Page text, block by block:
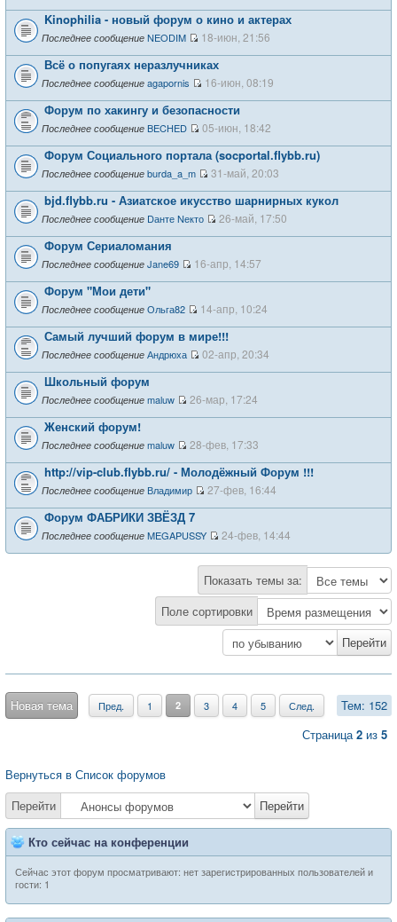
Kinophilia - новый форум о кино и актерах
Последнее сообщение NEODIM 18-июн, 21:56
Всё о попугаях неразлучниках
Последнее сообщение agapornis 16-июн, 08:19
Форум по хакингу и безопасности
Последнее сообщение BECHED 05-июн, 18:42
Форум Социального портала (socportal.flybb.ru)
Последнее сообщение burda_a_m 31-май, 20:03
bjd.flybb.ru - Азиатское икусство шарнирных кукол
Последнее сообщение Dанте Nекто 26-май, 17:50
Форум Сериаломания
Последнее сообщение Jane69 16-апр, 14:57
Форум "Мои дети"
Последнее сообщение Ольга82 14-апр, 10:24
Самый лучший форум в мире!!!
Последнее сообщение Андрюха 02-апр, 20:34
Школьный форум
Последнее сообщение maluw 26-мар, 17:24
Женский форум!
Последнее сообщение maluw 28-фев, 17:33
http://vip-club.flybb.ru/ - Молодёжный Форум !!!
Последнее сообщение Владимир 27-фев, 16:44
Форум ФАБРИКИ ЗВЁЗД 7
Последнее сообщение MEGAPUSSY 24-фев, 14:44
Показать темы за:
Поле сортировки
Новая тема Тем: 152
Пред. 1 2 3 4 5 След.
Страница2 из 5
Вернуться в Список форумов
Перейти
Перейти
Кто сейчас на конференции
Сейчас этот форум просматривают: нет зарегистрированных пользователей и
гости: 1